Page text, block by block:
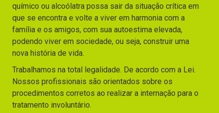
químico ou alcoólatra possa sair da situação crítica em
que se encontra e volte a viver em harmonia com a
família e os amigos, com sua autoestima elevada,
podendo viver em sociedade, ou seja, construir uma
nova história de vida.
Trabalhamos na total legalidade. De acordo com a Lei.
Nossos profissionais são orientados sobre os
procedimentos corretos ao realizar a internação para o
tratamento involuntário.